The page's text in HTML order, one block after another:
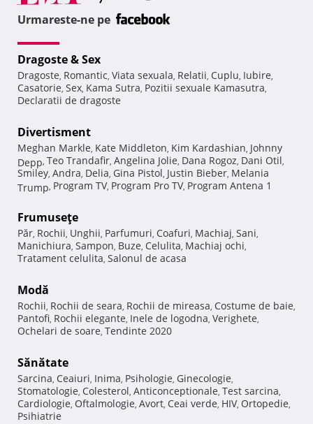
Urmareste-ne pe
Dragoste & Sex
Dragoste, Romantic, Viata sexuala, Relatii, Cuplu, Iubire,
Casatorie, Sex, Kama Sutra, Pozitii sexuale Kamasutra,
Declaratii de dragoste
Divertisment
Meghan Markle, Kate Middleton, Kim Kardashian, Johnny
Depp, Teo Trandafir, Angelina Jolie, Dana Rogoz, Dani Otil,
Smiley, Andra, Delia, Gina Pistol, Justin Bieber, Melania
Trump, Program TV, Program Pro TV, Program Antena 1
Frumuseţe
Păr, Rochii, Unghii, Parfumuri, Coafuri, Machiaj, Sani,
Manichiura, Sampon, Buze, Celulita, Machiaj ochi,
Tratament celulita, Salonul de acasa
Modă
Rochii, Rochii de seara, Rochii de mireasa, Costume de baie,
Pantofi, Rochii elegante, Inele de logodna, Verighete,
Ochelari de soare, Tendinte 2020
Sănătate
Sarcina, Ceaiuri, Inima, Psihologie, Ginecologie,
Stomatologie, Colesterol, Anticonceptionale, Test sarcina,
Cardiologie, Oftalmologie, Avort, Ceai verde, HIV, Ortopedie,
Psihiatrie